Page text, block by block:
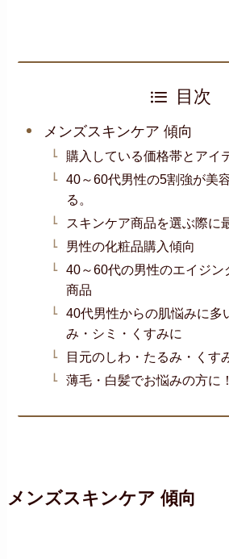
目次
メンズスキンケア 傾向
購入している価格帯とアイ
40～60代男性の5割強が美
る。
スキンケア商品を選ぶ際に
男性の化粧品購入傾向
40～60代の男性のエイジ
商品
40代男性からの肌悩みに多
み・シミ・くすみに
目元のしわ・たるみ・くす
薄毛・白髪でお悩みの方に！
メンズスキンケア 傾向